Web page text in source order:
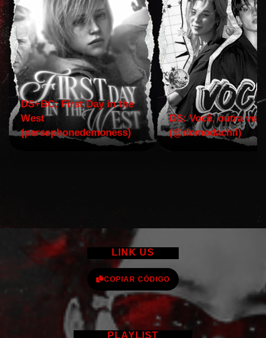
DS+BC: First Day in the
West
(persephonedemoness)
DS: Você, outra vez!
(@domodachii)
LINK US
COPIAR CÓDIGO
PLAYLIST